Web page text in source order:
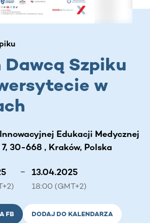
Szpiku
w
Edukacji Medycznej
30-668 , Kraków, Polska
– 13.04.2025
18:00 (GMT+2)
FB DODAJ DO KALENDARZA